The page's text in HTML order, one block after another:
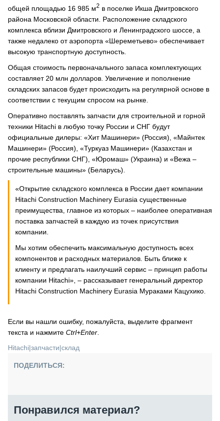
общей площадью 16 985 м2 в поселке Икша Дмитровского
района Московской области. Расположение складского
комплекса вблизи Дмитровского и Ленинградского шоссе, а
также недалеко от аэропорта «Шереметьево» обеспечивает
высокую транспортную доступность.
Общая стоимость первоначального запаса комплектующих
составляет 20 млн долларов. Увеличение и пополнение
складских запасов будет происходить на регулярной основе в
соответствии с текущим спросом на рынке.
Оперативно поставлять запчасти для строительной и горной
техники Hitachi в любую точку России и СНГ будут
официальные дилеры: «Хит Машинери» (Россия), «Майнтек
Машинери» (Россия), «Туркуаз Машинери» (Казахстан и
прочие республики СНГ), «Юромаш» (Украина) и «Вежа –
строительные машины» (Беларусь).
«Открытие складского комплекса в России дает компании
Hitachi Construction Machinery Eurasia существенные
преимущества, главное из которых – наиболее оперативная
поставка запчастей в каждую из точек присутствия
компании.
Мы хотим обеспечить максимальную доступность всех
компонентов и расходных материалов. Быть ближе к
клиенту и предлагать наилучший сервис – принцип работы
компании Hitachi», – рассказывает генеральный директор
Hitachi Construction Machinery Eurasia Мураками Кацухико.
Если вы нашли ошибку, пожалуйста, выделите фрагмент
текста и нажмите Ctrl+Enter
Hitachi|запчасти|склад
ПОДЕЛИТЬСЯ:
Понравился материал?